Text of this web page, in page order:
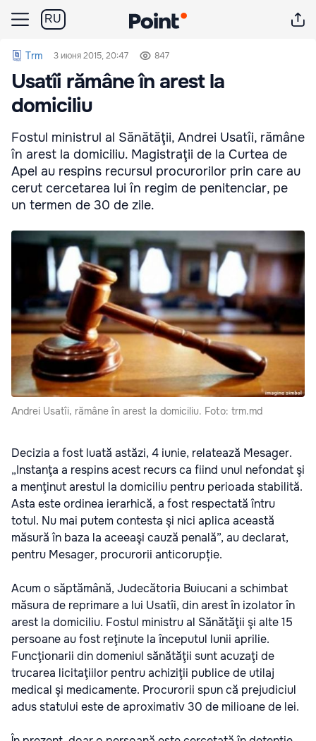
RU
Trm 3 июня 2015, 20:47 847
Usatîi rămâne în arest la
domiciliu
Fostul ministrul al Sănătăţii, Andrei Usatîi, rămâne
în arest la domiciliu. Magistraţii de la Curtea de
Apel au respins recursul procurorilor prin care au
cerut cercetarea lui în regim de penitenciar, pe
un termen de 30 de zile.
Andrei Usatîi, rămâne în arest la domiciliu. Foto: trm.md
Decizia a fost luată astăzi, 4 iunie, relatează Mesager.
„Instanţa a respins acest recurs ca fiind unul nefondat şi
a menţinut arestul la domiciliu pentru perioada stabilită.
Asta este ordinea ierarhică, a fost respectată întru
totul. Nu mai putem contesta şi nici aplica această
măsură în baza la aceeaşi cauză penală”, au declarat,
pentru Mesager, procurorii anticorupție.
Acum o săptămână, Judecătoria Buiucani a schimbat
măsura de reprimare a lui Usatîi, din arest în izolator în
arest la domiciliu. Fostul ministru al Sănătăţii şi alte 15
persoane au fost reţinute la începutul lunii aprilie.
Funcţionarii din domeniul sănătăţii sunt acuzaţi de
trucarea licitaţiilor pentru achiziţii publice de utilaj
medical şi medicamente. Procurorii spun că prejudiciul
adus statului este de aproximativ 30 de milioane de lei.